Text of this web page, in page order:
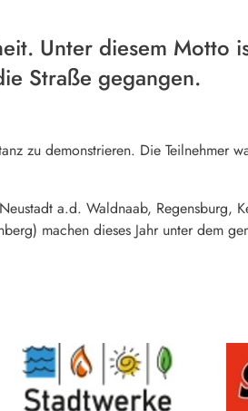
Unter diesem
Straße gegangen.
zu demonstrieren. Die Teilnehmer
a.d. Waldnaab, Regensburg,
machen dieses Jahr unter dem